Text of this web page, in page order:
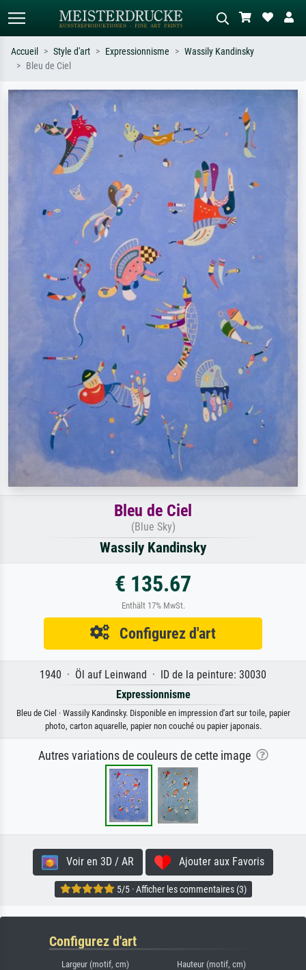
Recherchez par artiste, titre ou style –
ex. Monet, Nuit étoilée,
impressionnisme, vague de Hokusai,
nu.
abstrait avec beaucoup de rouge,
tableau sombre, nu debout près d'un
Accueil Style d'art Expressionnisme
Wassily Kandinsky
Bleu de Ciel
Bleu de Ciel
(Blue Sky)
Wassily Kandinsky
€ 135.67
Enthält 17% MwSt.
Configurez d'art
1940 · Öl auf Leinwand · ID de la peinture: 30030
Expressionnisme
Bleu de Ciel · Wassily Kandinsky. Disponible en impression d'art sur toile, papier
photo, carton aquarelle, papier non couché ou papier japonais.
Autres variations de couleurs de cette image
Voir en 3D / AR Ajouter aux Favoris
5/5 · Afficher les commentaires (3)
Configurez d'art
Largeur (motif, cm) Hauteur (motif, cm)